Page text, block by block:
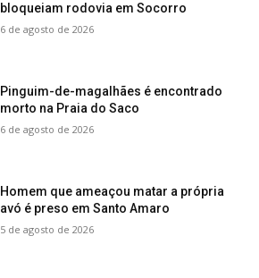
bloqueiam rodovia em Socorro
6 de agosto de 2026
Pinguim-de-magalhães é encontrado
morto na Praia do Saco
6 de agosto de 2026
Homem que ameaçou matar a própria
avó é preso em Santo Amaro
5 de agosto de 2026